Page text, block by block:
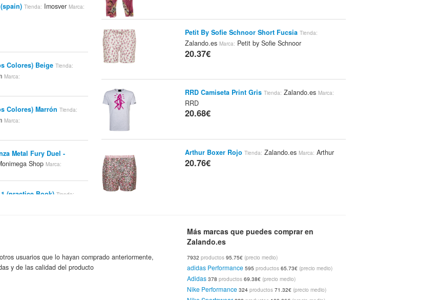
Tienda: ImosverMarca:
Colores) Beige Tienda:
Marca:
Colores) Marrón Tienda:
Marca:
Metal Fury Duel -
ShopMarca:
Book) Tienda:
Petit By Sofie Schnoor Short Fucsia Tienda:
Zalando.es Marca: Petit by Sofie Schnoor
20.37€
RRD Camiseta Print Gris Tienda: Zalando.es Marca:
RRD
20.68€
Arthur Boxer Rojo Tienda: Zalando.es Marca: Arthur
20.76€
20.76€
John Masters Organics Acondicionadores 236
Tienda:Zalando.esMarca:
20.95€
usuarios que lo hayan comprado anteriormente,
y de las calidad del producto
Más marcas que puedes comprar en
Zalando.es
7932productos 95.75€ (precio medio)
adidas Performance 595productos 65.73€ (precio medio)
Adidas 378productos 69.38€ (precio medio)
Nike Performance 324productos 71.32€ (precio medio)